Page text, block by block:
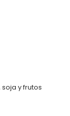
y frutos